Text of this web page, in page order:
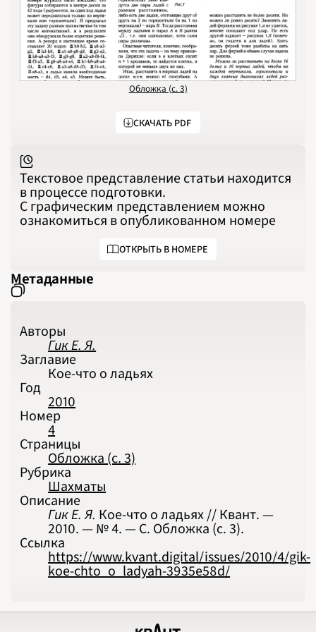
1994
1995
1996
1997
1998
1999
2000
2001
2002
2003
2004
2007
2008
2013
2014
2015
2016
2017
2018
2019
2021
Обложка (с. 3)
СКАЧАТЬ PDF
Текстовое представление статьи находится
в процессе подготовки.
С графическим представлением можно
ознакомиться в опубликованном номере
ОТКРЫТЬ В НОМЕРЕ
Метаданные
Авторы
Гик Е. Я.
Заглавие
Кое-что о ладьях
Год
2010
Номер
4
Страницы
Обложка (с. 3)
Рубрика
Шахматы
Описание
Гик Е. Я. Кое-что о ладьях // Квант. —
2010. — № 4. — С. Обложка (с. 3).
Ссылка
https://www.kvant.digital/issues/2010/4/gik-
koe-chto_o_ladyah-3935e58d/